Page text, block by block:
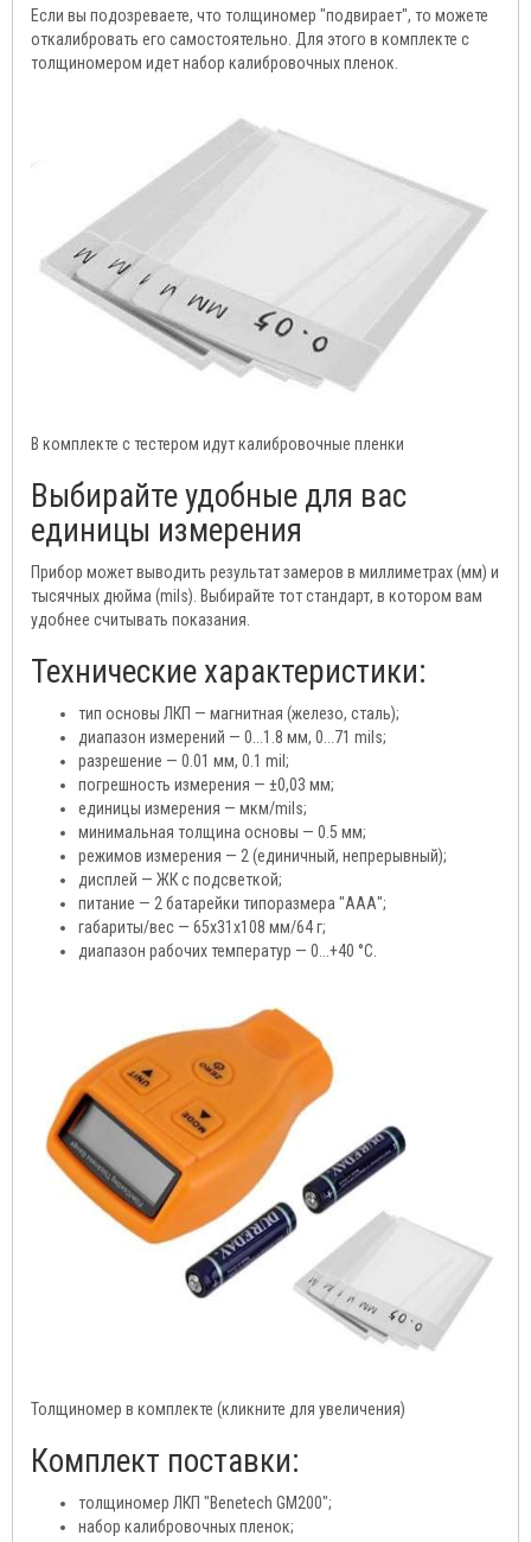
Если вы подозреваете, что толщиномер "подвирает", то можете
откалибровать его самостоятельно. Для этого в комплекте с
толщиномером идет набор калибровочных пленок.
В комплекте с тестером идут калибровочные пленки
Выбирайте удобные для вас
единицы измерения
Прибор может выводить результат замеров в миллиметрах (мм) и
тысячных дюйма (mils). Выбирайте тот стандарт, в котором вам
удобнее считывать показания.
Технические характеристики:
тип основы ЛКП — магнитная (железо, сталь);
диапазон измерений — 0...1.8 мм, 0...71 mils;
разрешение — 0.01 мм, 0.1 mil;
погрешность измерения — ±0,03 мм;
единицы измерения — мкм/mils;
минимальная толщина основы — 0.5 мм;
режимов измерения — 2 (единичный, непрерывный);
дисплей — ЖК с подсветкой;
питание — 2 батарейки типоразмера "ААА";
габариты/вес — 65х31х108 мм/64 г;
диапазон рабочих температур — 0...+40 °С.
Толщиномер в комплекте (кликните для увеличения)
Комплект поставки:
толщиномер ЛКП "Benetech GM200";
набор калибровочных пленок;